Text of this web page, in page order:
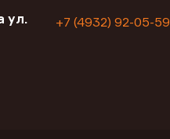
ул.
+7 (4932) 92-05-59